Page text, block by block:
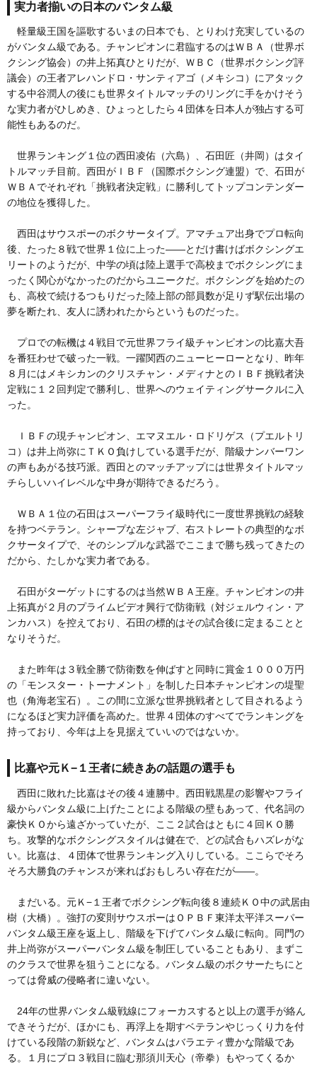
実力者揃いの日本のバンタム級
軽量級王国を謳歌するいまの日本でも、とりわけ充実しているの
がバンタム級である。チャンピオンに君臨するのはＷＢＡ（世界ボ
クシング協会）の井上拓真ひとりだが、ＷＢＣ（世界ボクシング評
議会）の王者アレハンドロ・サンティアゴ（メキシコ）にアタック
する中谷潤人の後にも世界タイトルマッチのリングに手をかけそう
な実力者がひしめき、ひょっとしたら４団体を日本人が独占する可
能性もあるのだ。
世界ランキング１位の西田凌佑（六島）、石田匠（井岡）はタイ
トルマッチ目前。西田がＩＢＦ（国際ボクシング連盟）で、石田が
ＷＢＡでそれぞれ「挑戦者決定戦」に勝利してトップコンテンダー
の地位を獲得した。
西田はサウスポーのボクサータイプ。アマチュア出身でプロ転向
後、たった８戦で世界１位に上った——とだけ書けばボクシングエ
リートのようだが、中学の頃は陸上選手で高校までボクシングにま
ったく関心がなかったのだからユニークだ。ボクシングを始めたの
も、高校で続けるつもりだった陸上部の部員数が足りず駅伝出場の
夢を断たれ、友人に誘われたからというものだった。
プロでの転機は４戦目で元世界フライ級チャンピオンの比嘉大吾
を番狂わせで破った一戦。一躍関西のニューヒーローとなり、昨年
８月にはメキシカンのクリスチャン・メディナとのＩＢＦ挑戦者決
定戦に１２回判定で勝利し、世界へのウェイティングサークルに入
った。
ＩＢＦの現チャンピオン、エマヌエル・ロドリゲス（プエルトリ
コ）は井上尚弥にＴＫＯ負けしている選手だが、階級ナンバーワン
の声もあがる技巧派。西田とのマッチアップには世界タイトルマッ
チらしいハイレベルな中身が期待できるだろう。
ＷＢＡ１位の石田はスーパーフライ級時代に一度世界挑戦の経験
を持つベテラン。シャープな左ジャブ、右ストレートの典型的なボ
クサータイプで、そのシンプルな武器でここまで勝ち残ってきたの
だから、たしかな実力者である。
石田がターゲットにするのは当然ＷＢＡ王座。チャンピオンの井
上拓真が２月のプライムビデオ興行で防衛戦（対ジェルウィン・ア
ンカハス）を控えており、石田の標的はその試合後に定まることと
なりそうだ。
また昨年は３戦全勝で防衛数を伸ばすと同時に賞金１０００万円
の「モンスター・トーナメント」を制した日本チャンピオンの堤聖
也（角海老宝石）。この間に立派な世界挑戦者として目されるよう
になるほど実力評価を高めた。世界４団体のすべてでランキングを
持っており、今年は上を見据えていいのではないか。
比嘉や元Ｋ−１王者に続きあの話題の選手も
西田に敗れた比嘉はその後４連勝中。西田戦黒星の影響やフライ
級からバンタム級に上げたことによる階級の壁もあって、代名詞の
豪快ＫＯから遠ざかっていたが、ここ２試合はともに４回ＫＯ勝
ち。攻撃的なボクシングスタイルは健在で、どの試合もハズレがな
い。比嘉は、４団体で世界ランキング入りしている。ここらでそろ
そろ大勝負のチャンスが来ればおもしろい存在だが——。
まだいる。元Ｋ−１王者でボクシング転向後８連続ＫＯ中の武居由
樹（大橋）。強打の変則サウスポーはＯＰＢＦ東洋太平洋スーパー
バンタム級王座を返上し、階級を下げてバンタム級に転向。同門の
井上尚弥がスーパーバンタム級を制圧していることもあり、まずこ
のクラスで世界を狙うことになる。バンタム級のボクサーたちにと
っては脅威の侵略者に違いない。
24年の世界バンタム級戦線にフォーカスすると以上の選手が絡ん
できそうだが、ほかにも、再浮上を期すベテランやじっくり力を付
けている段階の新鋭など、バンタムはバラエティ豊かな階級であ
る。１月にプロ３戦目に臨む那須川天心（帝拳）もやってくるか